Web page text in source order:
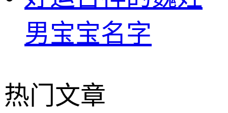
男宝宝名字
热门文章